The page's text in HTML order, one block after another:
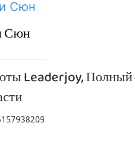
Сюн
Leaderjoy, Полный